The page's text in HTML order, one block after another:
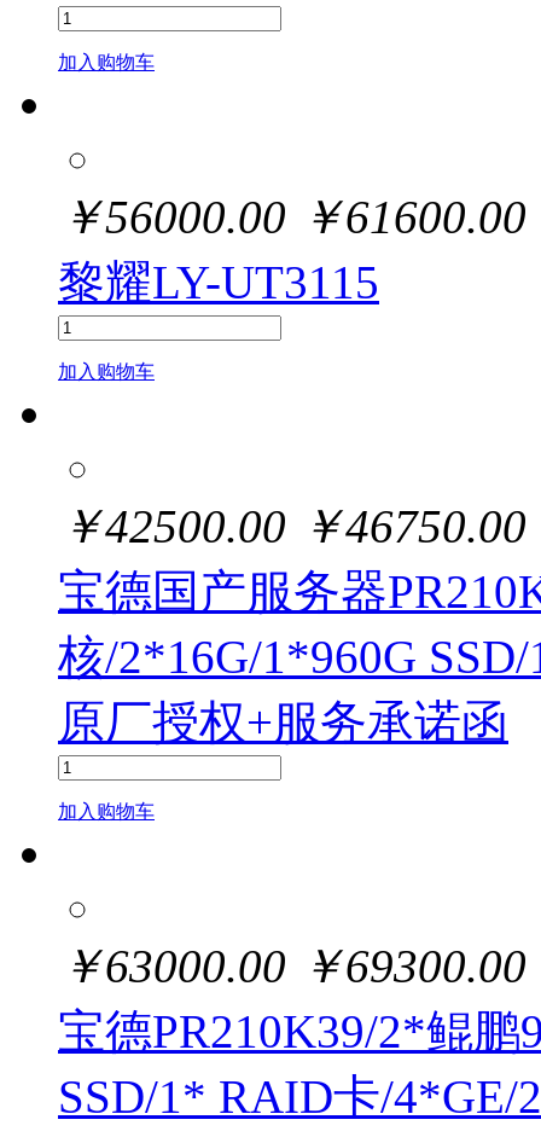
加入购物车
￥56000.00 ￥61600.00
黎耀LY-UT3115
加入购物车
￥42500.00 ￥46750.00
宝德国产服务器
核/2*16G/1*960G
原厂授权+服务承诺函
加入购物车
￥63000.00 ￥69300.00
宝德PR210K39/2*鲲鹏
SSD/1* RAID卡/